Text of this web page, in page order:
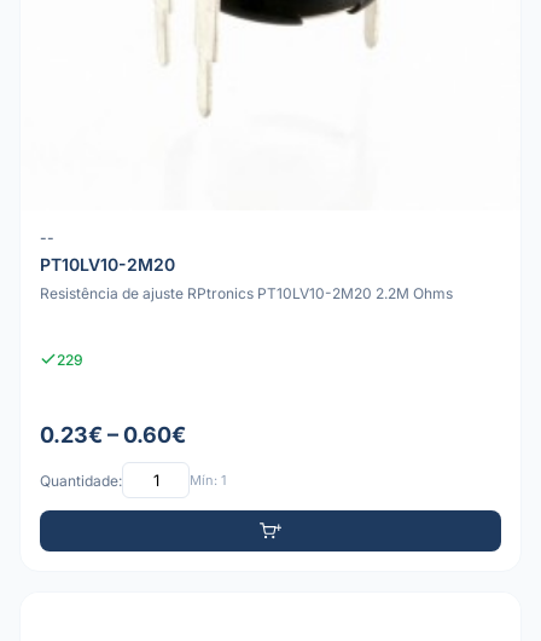
--
PT10LV10-2M20
Resistência de ajuste RPtronics PT10LV10-2M20 2.2M Ohms
229
0.23€ – 0.60€
Quantidade: Mín: 1